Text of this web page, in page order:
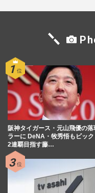
阪神タイガース・元山飛優の落
ラーに DeNA・牧秀悟もビック
2連覇目指す藤…